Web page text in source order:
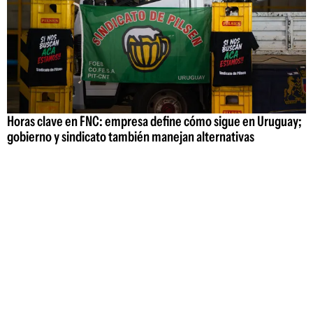
Horas clave en FNC: empresa define cómo sigue en Uruguay;
gobierno y sindicato también manejan alternativas